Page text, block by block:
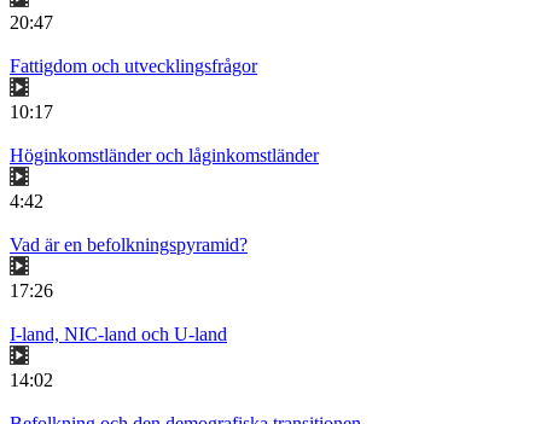
20:47
Fattigdom och utvecklingsfrågor
10:17
Höginkomstländer och låginkomstländer
4:42
Vad är en befolkningspyramid?
17:26
I-land, NIC-land och U-land
14:02